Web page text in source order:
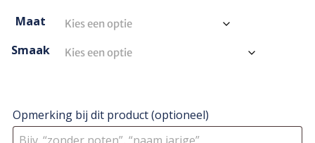
Maat
Smaak
Opmerking bij dit product(optioneel)